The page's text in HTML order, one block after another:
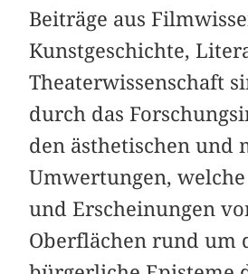
Beiträge aus
Kunstgeschichte,
Theaterwissenschaft
durch das
den ästhetischen und
Umwertungen,
und Erscheinungen
Oberflächen rund um